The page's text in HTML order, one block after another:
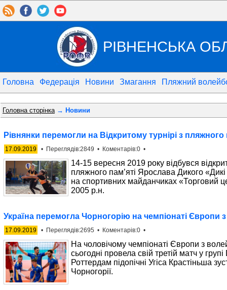
РІВНЕНСЬКА
Головна Федерація Новини Змагання Пляжний
Головна сторінка→ Новини
Рівнянки перемогли на Відкритому турнірі з
17.09.2019 • Переглядів:2849 • Коментарів:0 •
14-15 вересня 2019 року відбувся
пляжного пам’яті Ярослава Дикого
на спортивних майданчиках «Торговий
2005 р.н.
Україна перемогла Чорногорію на чемпіонаті Європи
17.09.2019 • Переглядів:2695 • Коментарів:0 •
На чоловічому чемпіонаті Європи з
сьогодні провела свій третій матч у
Роттердам підопічні Угіса Крастіньша
Чорногорії.